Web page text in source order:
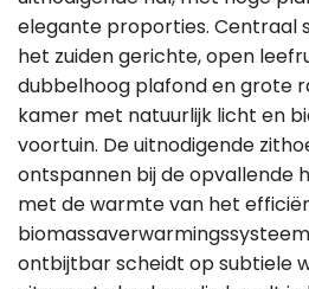
elegante proporties. Centraal
het zuiden gerichte, open
dubbelhoog plafond en grote
kamer met natuurlijk licht en
voortuin. De uitnodigende
ontspannen bij de opvallende
met de warmte van het
ontbijtbar scheidt op subtiele